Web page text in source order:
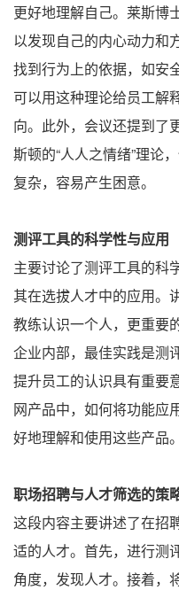
更好地理解自己。莱斯博
以发现自己的内心动力和
找到行为上的依据，如安
可以用这种理论给员工解
向。此外，会议还提到了
斯顿的“人人之情绪”理论
复杂，容易产生困意。
测评工具的科学性与应用
主要讨论了测评工具的科
其在选拔人才中的应用。
教练认识一个人，更重要
企业内部，最佳实践是测
提升员工的认识具有重要
网产品中，如何将功能应
好地理解和使用这些产品。
职场招聘与人才筛选的策
这段内容主要讲述了在招
适的人才。首先，进行测
角度，发现人才。接着，